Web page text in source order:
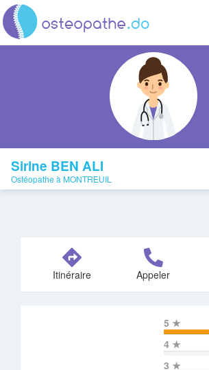
Sirine BEN ALI
Ostéopathe à MONTREUIL
Itinéraire Appeler
5 ★
4 ★
3 ★